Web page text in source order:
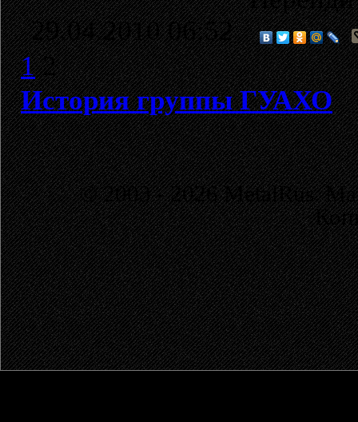
29.04.2010 06:52
1 2
История группы ГУАХО
© 2003 - 2026 MetalRus.